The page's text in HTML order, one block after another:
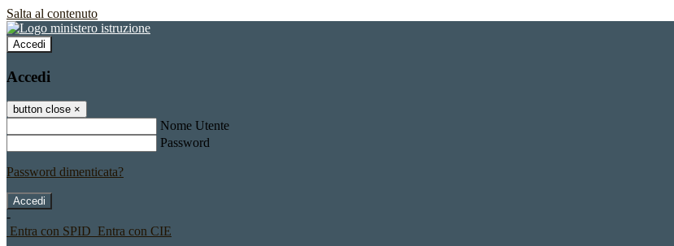
Salta al contenuto
Accedi
Accedi
button close ×
Nome Utente
Password
Password dimenticata?
-
Entra con SPID Entra con CIE